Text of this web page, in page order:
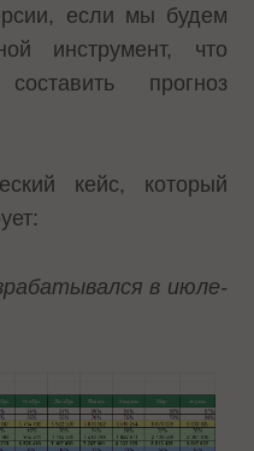
если мы будем
инструмент, что
прогноз
кейс, который
в июле-